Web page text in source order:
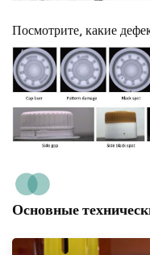
Посмотрите, какие
Основные